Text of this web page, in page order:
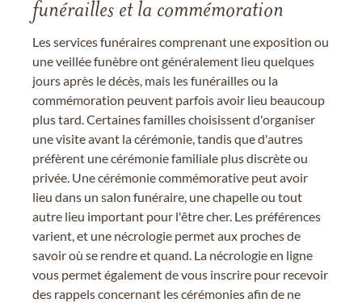
funérailles et la commémoration
Les services funéraires comprenant une exposition ou
une veillée funèbre ont généralement lieu quelques
jours après le décès, mais les funérailles ou la
commémoration peuvent parfois avoir lieu beaucoup
plus tard. Certaines familles choisissent d'organiser
une visite avant la cérémonie, tandis que d'autres
préfèrent une cérémonie familiale plus discrète ou
privée. Une cérémonie commémorative peut avoir
lieu dans un salon funéraire, une chapelle ou tout
autre lieu important pour l'être cher. Les préférences
varient, et une nécrologie permet aux proches de
savoir où se rendre et quand. La nécrologie en ligne
vous permet également de vous inscrire pour recevoir
des rappels concernant les cérémonies afin de ne